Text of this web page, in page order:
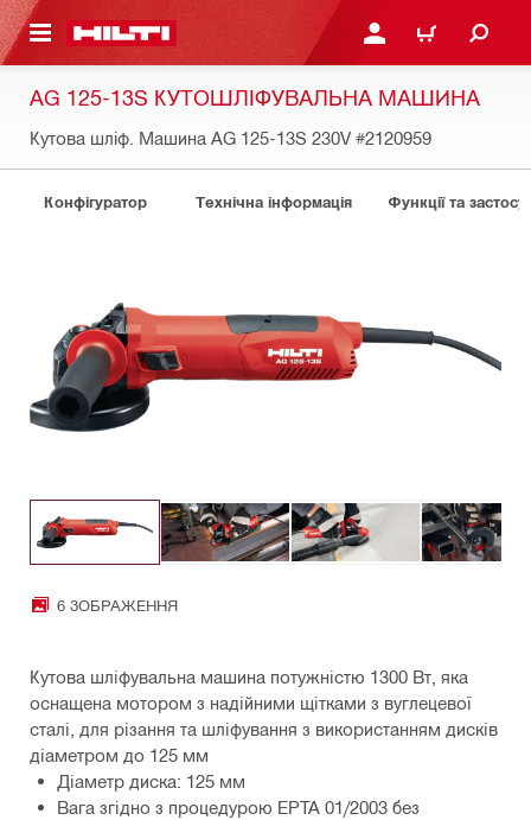
ЗМІСТУ УВІЙТИ АБО
КОШИК
AG 125-13S КУТОШЛІФУВАЛЬНА МАШИНА
Кутова шлiф. Машина AG 125-13S 230V #2120959
Конфігуратор Технічна інформація Функції та
6 ЗОБРАЖЕННЯ
Кутова шліфувальна машина потужністю 1300 Вт, яка
оснащена мотором з надійними щітками з вуглецевої
сталі, для різання та шліфування з використанням дисків
діаметром до 125 мм
Діаметр диска: 125 мм
Вага згідно з процедурою EPTA 01/2003 без